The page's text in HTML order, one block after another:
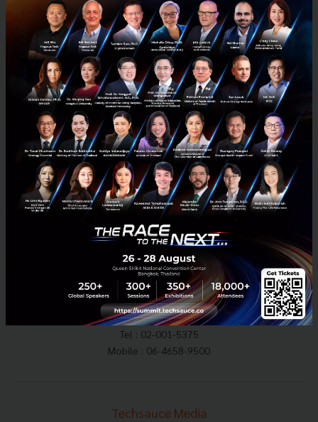
BOI ผนึก EV จีน-ญี่ปุ่น-ยุโรป ปั้นไทยสู่ฐาน ‘Smart & Green
Mobility’ เผยยอดลงทุน EV สะสมทะลุ 1.82 แสนล้านบาท
บีโอไอเปิดเวที BOI Symposium 2026 ดึงผู้ผลิต EV จีน ญี่ปุ่น ยุโรป ร่วมวาง
เส้นทาง Smart & Green Mobility ของไทย เผยยอดลงทุน EV สะสมทะลุ
1.82 แสนล้านบาท พร้อมมุมมองจาก China EV100, B...
พฤษภาคม 14, 2026| ByTechsauce Team
News EV BYD xEV BOI
E-mail :contact@techsauce.co
Tel : 02-001-5375
Mobile : 06-4658-9500
Techsauce Media